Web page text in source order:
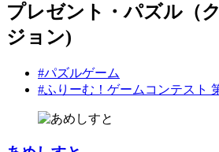
プレゼント・パズル（
ジョン)
#パズルゲーム
#ふりーむ！ゲームコンテスト